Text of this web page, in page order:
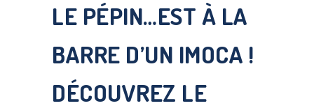
LE PÉPIN…EST À LA
BARRE D’UN IMOCA !
DÉCOUVREZ LE